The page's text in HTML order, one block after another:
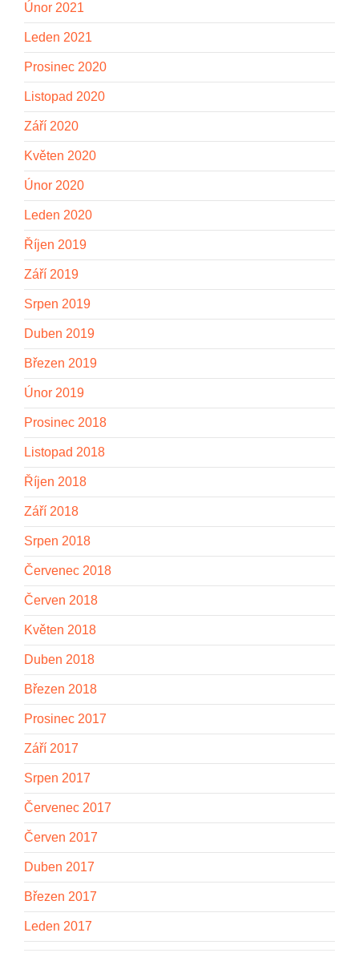
Únor 2021
Leden 2021
Prosinec 2020
Listopad 2020
Září 2020
Květen 2020
Únor 2020
Leden 2020
Říjen 2019
Září 2019
Srpen 2019
Duben 2019
Březen 2019
Únor 2019
Prosinec 2018
Listopad 2018
Říjen 2018
Září 2018
Srpen 2018
Červenec 2018
Červen 2018
Květen 2018
Duben 2018
Březen 2018
Prosinec 2017
Září 2017
Srpen 2017
Červenec 2017
Červen 2017
Duben 2017
Březen 2017
Leden 2017